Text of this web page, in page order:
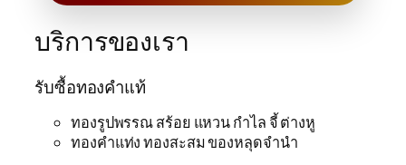
บริการของเรา
รับซื้อทองคำแท้
ทองรูปพรรณ สร้อย แหวน กำไล จี้ ต่างหู
ทองคำแท่ง ทองสะสม ของหลุดจำนำ